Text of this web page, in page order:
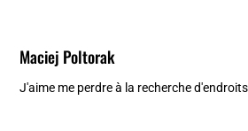
Maciej Poltorak
J'aime me perdre à la recherche